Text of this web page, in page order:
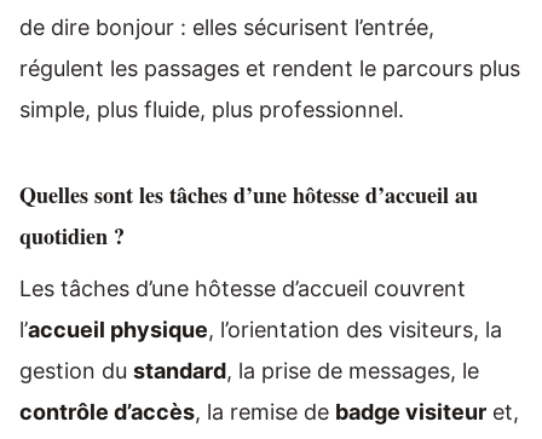
de dire bonjour : elles sécurisent l’entrée,
régulent les passages et rendent le parcours plus
simple, plus fluide, plus professionnel.
Quelles sont les tâches d’une hôtesse d’accueil au
quotidien ?
Les tâches d’une hôtesse d’accueil couvrent
l’accueil physique, l’orientation des visiteurs, la
gestion du standard, la prise de messages, le
contrôle d’accès, la remise de badge visiteur et,